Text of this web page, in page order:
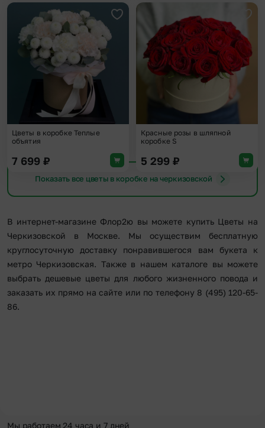
Добавить в избранное
Цветы в коробке Теплые
объятия
7 699 ₽
Красные розы в шляпной
коробке S
5 299 ₽
Показать все цветы в коробке на черкизовской
В интернет-магазине Флор2ю вы можете купить Цветы на
Черкизовской в Москве. Мы осуществим бесплатную
круглосуточную доставку понравившегося вам букета к
метро Черкизовская. Также в нашем каталоге вы можете
выбрать дешевые цветы для любого жизненного повода и
заказать их прямо на сайте или по телефону 8 (495) 120-65-
86.
Мы работаем 24 часа и 7 дней